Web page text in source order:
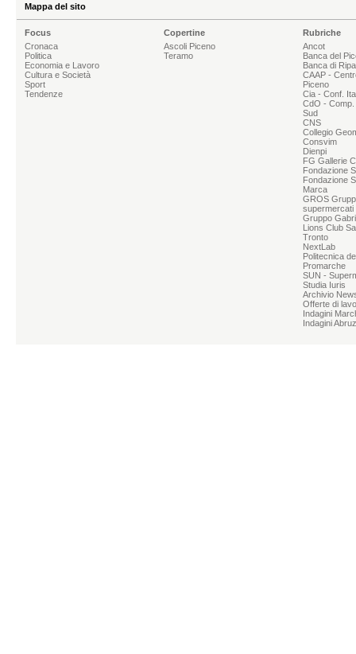
Mappa del sito
Focus
Cronaca
Politica
Economia e Lavoro
Cultura e Società
Sport
Tendenze
Copertine
Ascoli Piceno
Teramo
Rubriche
Ancot
Banca del
Banca di
CAAP -
Piceno
Cia - Conf.
CdO -
Sud
CNS
Collegio
Consvim
Dienpi
FG Gallerie
Fondazione
Fondazione
Marca
GROS
supermercati
Gruppo
Lions Club
Tronto
NextLab
Politecnica
Promarche
SUN -
Studia Iuris
Archivio
Offerte di
Indagini
Indagini